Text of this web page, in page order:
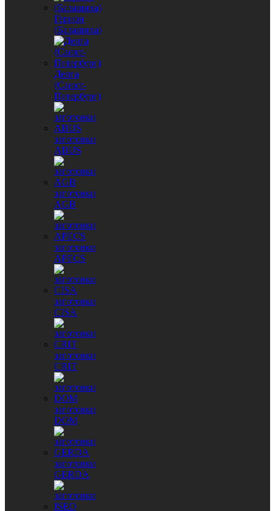
Герион
(Балашиха)
Делга
(Санкт-
Петербург)
заготовки
ABUS
заготовки
AGB
заготовки
APECS
заготовки
CISA
заготовки
CRIT
заготовки
DOM
заготовки
GERDA